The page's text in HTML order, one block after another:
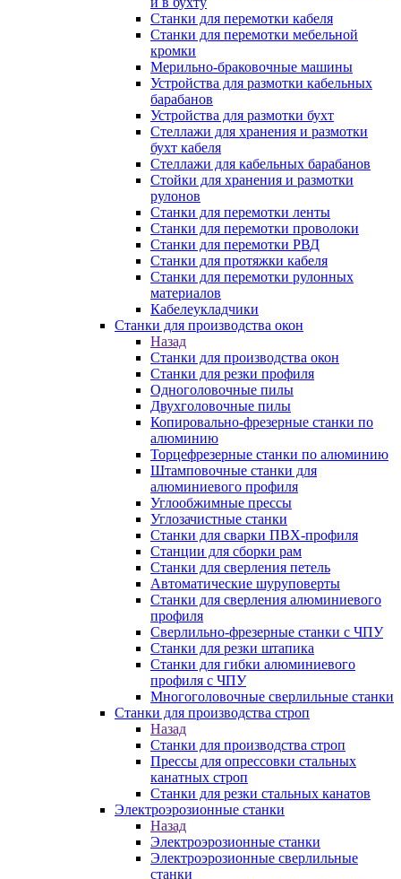
Станки для перемотки кабеля
Станки для перемотки мебельной
кромки
Мерильно-браковочные машины
Устройства для размотки кабельных
барабанов
Устройства для размотки бухт
Стеллажи для хранения и размотки
бухт кабеля
Стеллажи для кабельных барабанов
Стойки для хранения и размотки
рулонов
Станки для перемотки ленты
Станки для перемотки проволоки
Станки для перемотки РВД
Станки для протяжки кабеля
Станки для перемотки рулонных
материалов
Кабелеукладчики
Станки для производства окон
Назад
Станки для производства окон
Станки для резки профиля
Одноголовочные пилы
Двухголовочные пилы
Копировально-фрезерные станки по
алюминию
Торцефрезерные станки по алюминию
Штамповочные станки для
алюминиевого профиля
Углообжимные прессы
Углозачистные станки
Станки для сварки ПВХ-профиля
Станции для сборки рам
Станки для сверления петель
Автоматические шуруповерты
Станки для сверления алюминиевого
профиля
Сверлильно-фрезерные станки с ЧПУ
Станки для резки штапика
Станки для гибки алюминиевого
профиля с ЧПУ
Многоголовочные сверлильные станки
Станки для производства строп
Назад
Станки для производства строп
Прессы для опрессовки стальных
канатных строп
Станки для резки стальных канатов
Электроэрозионные станки
Назад
Электроэрозионные станки
Электроэрозионные сверлильные
станки